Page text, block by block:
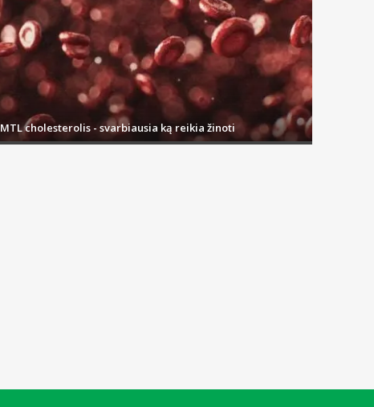
MTL cholesterolis - svarbiausia ką reikia žinoti